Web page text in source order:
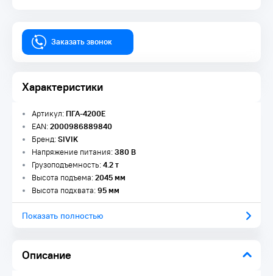
Заказать звонок
Характеристики
Описание
Артикул:ПГА-4200Е
EAN:2000986889840
Бренд:SIVIK
Напряжение питания:380 В
Грузоподъемность:4.2 т
Высота подъема:2045 мм
Высота подхвата:95 мм
Показать полностью